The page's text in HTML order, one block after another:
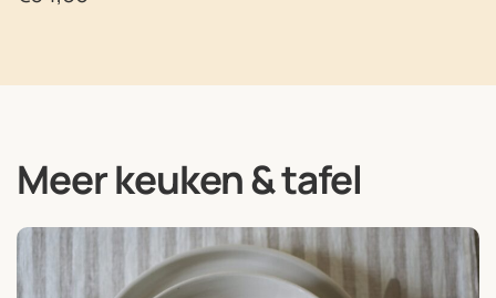
Meer keuken & tafel